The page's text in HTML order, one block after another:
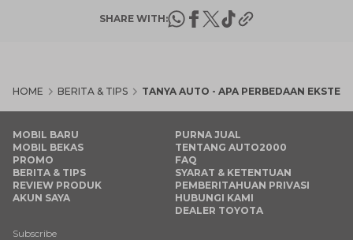
SHARE WITH:
HOME BERITA & TIPS TANYA AUTO - APA PERBEDAAN
MOBIL BARU
MOBIL BEKAS
PROMO
BERITA & TIPS
REVIEW PRODUK
AKUN SAYA
PURNA JUAL
TENTANG AUTO2000
FAQ
SYARAT & KETENTUAN
PEMBERITAHUAN PRIVASI
HUBUNGI KAMI
DEALER TOYOTA
Subscribe